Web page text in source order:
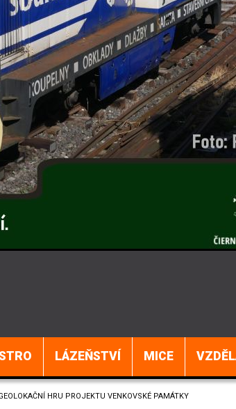
LÁZEŇSTVÍ MICE
HRU PROJEKTU VENKOVSKÉ PAMÁTKY